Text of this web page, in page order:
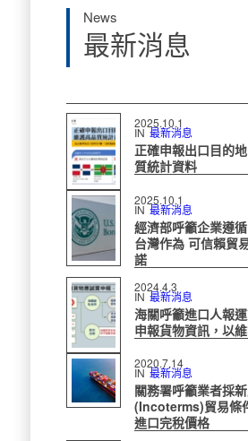
News
最新消息
2025.10.1
IN 最新消息
正確申報出口目的
質統計資料
2025.10.1
IN 最新消息
經濟部呼籲企業遵
台灣作為 可信賴貿
諾
2024.4.3
IN 最新消息
海關呼籲進口人報
申報貨物資訊，以
2020.7.14
IN 最新消息
關務署呼籲業者採
(Incoterms)貿易條
進口完稅價格